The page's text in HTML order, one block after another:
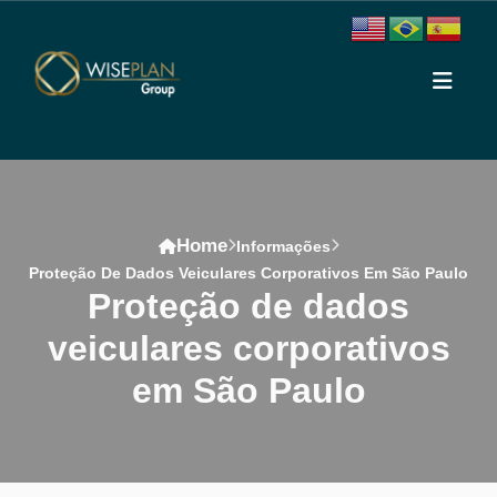
Home Informações
Proteção De Dados Veiculares Corporativos Em São Paulo
proteção de dados
veiculares corporativos
em São Paulo